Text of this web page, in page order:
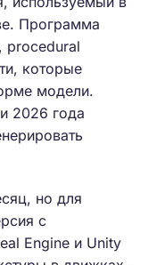
Программа
procedural
которые
модели.
2026 года
но для
с
Engine и Unity